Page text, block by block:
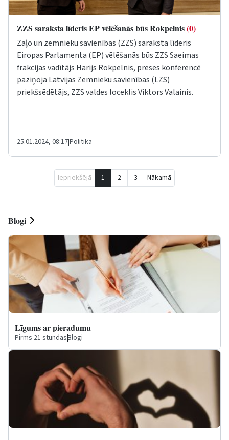
ZZS saraksta līderis EP vēlēšanās būs Rokpelnis(0)
Zaļo un zemnieku savienības (ZZS) saraksta līderis
Eiropas Parlamenta (EP) vēlēšanās būs ZZS Saeimas
frakcijas vadītājs Harijs Rokpelnis, preses konferencē
paziņoja Latvijas Zemnieku savienības (LZS)
priekšsēdētājs, ZZS valdes loceklis Viktors Valainis.
25.01.2024, 08:17|Politika
Iepriekšējā 1 2 3 Nākamā
Blogi
Līgums ar pieradumu
Pirms 21 stundas|Blogi